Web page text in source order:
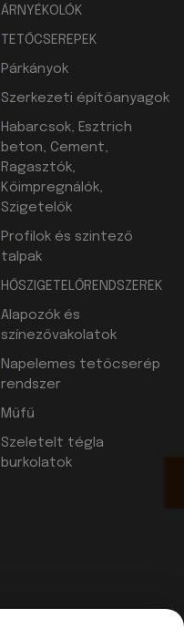
ÁRNYÉKOLÓK
TETŐCSEREPEK
Párkányok
Szerkezeti építőanyagok
Habarcsok, Esztrich
beton, Cement,
Ragasztók,
Kőimpregnálók,
Szigetelők
Profilok és szintező
talpak
HŐSZIGETELŐRENDSZEREK
Alapozók és
színezővakolatok
Napelemes tetőcserép
rendszer
Műfű
Szeletelt tégla
burkolatok